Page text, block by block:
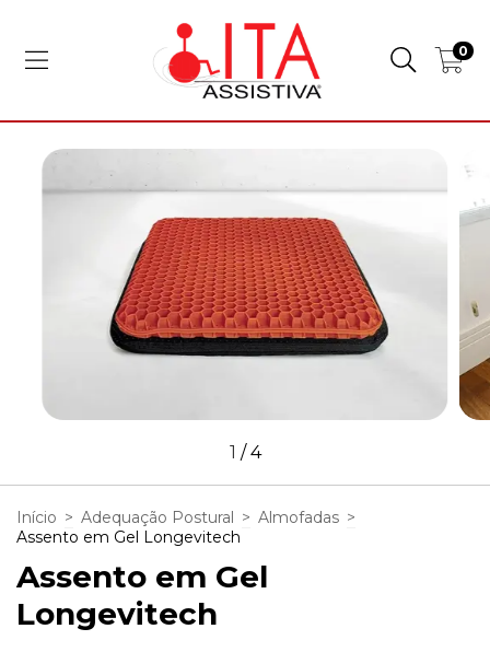
0
1 /4
Início > Adequação Postural > Almofadas >
Assento em Gel Longevitech
Assento em Gel
Longevitech